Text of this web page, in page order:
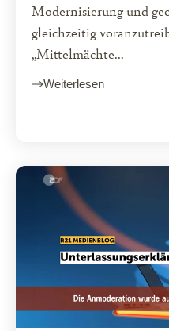
Modernisierung und
gleichzeitig
„Mittelmächte...
Weiterlesen